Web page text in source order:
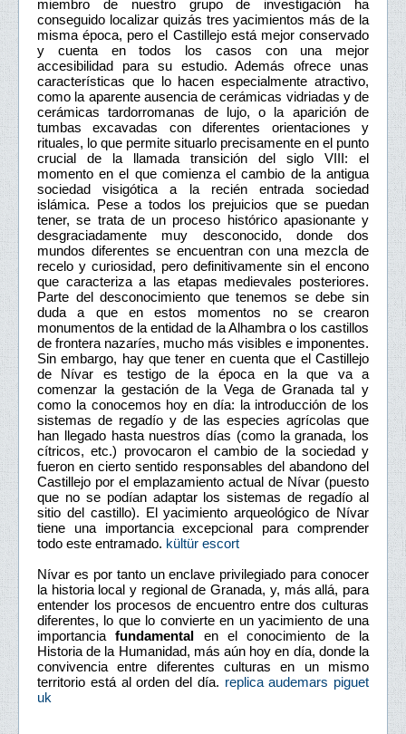
miembro de nuestro grupo de investigación ha
conseguido localizar quizás tres yacimientos más de la
misma época, pero el Castillejo está mejor conservado
y cuenta en todos los casos con una mejor
accesibilidad para su estudio. Además ofrece unas
características que lo hacen especialmente atractivo,
como la aparente ausencia de cerámicas vidriadas y de
cerámicas tardorromanas de lujo, o la aparición de
tumbas excavadas con diferentes orientaciones y
rituales, lo que permite situarlo precisamente en el punto
crucial de la llamada transición del siglo VIII: el
momento en el que comienza el cambio de la antigua
sociedad visigótica a la recién entrada sociedad
islámica. Pese a todos los prejuicios que se puedan
tener, se trata de un proceso histórico apasionante y
desgraciadamente muy desconocido, donde dos
mundos diferentes se encuentran con una mezcla de
recelo y curiosidad, pero definitivamente sin el encono
que caracteriza a las etapas medievales posteriores.
Parte del desconocimiento que tenemos se debe sin
duda a que en estos momentos no se crearon
monumentos de la entidad de la Alhambra o los castillos
de frontera nazaríes, mucho más visibles e imponentes.
Sin embargo, hay que tener en cuenta que el Castillejo
de Nívar es testigo de la época en la que va a
comenzar la gestación de la Vega de Granada tal y
como la conocemos hoy en día: la introducción de los
sistemas de regadío y de las especies agrícolas que
han llegado hasta nuestros días (como la granada, los
cítricos, etc.) provocaron el cambio de la sociedad y
fueron en cierto sentido responsables del abandono del
Castillejo por el emplazamiento actual de Nívar (puesto
que no se podían adaptar los sistemas de regadío al
sitio del castillo). El yacimiento arqueológico de Nívar
tiene una importancia excepcional para comprender
todo este entramado. kültür escort
Nívar es por tanto un enclave privilegiado para conocer
la historia local y regional de Granada, y, más allá, para
entender los procesos de encuentro entre dos culturas
diferentes, lo que lo convierte en un yacimiento de una
importanciafundamental en el conocimiento de la
Historia de la Humanidad, más aún hoy en día, donde la
convivencia entre diferentes culturas en un mismo
territorio está al orden del día. replica audemars piguet
uk